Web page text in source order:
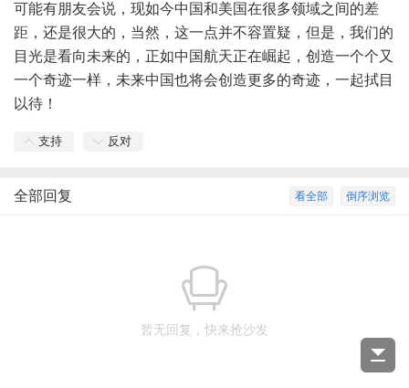
可能有朋友会说，现如今中国和美国在很多领域之间的差
距，还是很大的，当然，这一点并不容置疑，但是，我们的
目光是看向未来的，正如中国航天正在崛起，创造一个个又
一个奇迹一样，未来中国也将会创造更多的奇迹，一起拭目
以待！
支持 反对
倒序浏览
看全部
全部回复
暂无回复，快来抢沙发